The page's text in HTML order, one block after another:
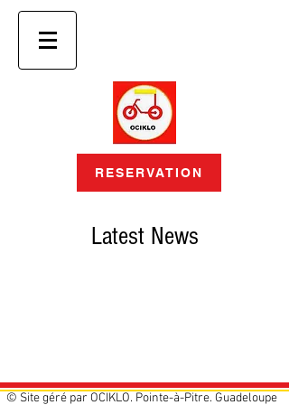
RESERVATION
Latest News
© Site géré par OCIKLO. Pointe-à-Pitre. Guadeloupe